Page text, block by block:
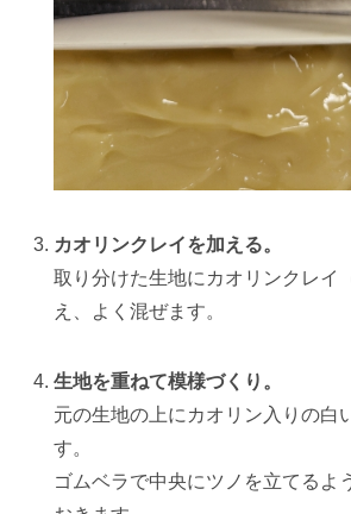
カオリンクレイを加える。
取り分けた生地にカオリンクレイ
え、よく混ぜます。
生地を重ねて模様づくり。
元の生地の上にカオリン入りの白
す。
ゴムベラで中央にツノを立てるよ